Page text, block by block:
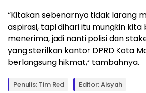
“Kitakan sebenarnya tidak larang
aspirasi, tapi dihari itu mungkin kita
menerima, jadi nanti polisi dan
yang sterilkan kantor DPRD Kota
berlangsung hikmat,” tambahnya.
Penulis: Tim Red Editor: Aisyah